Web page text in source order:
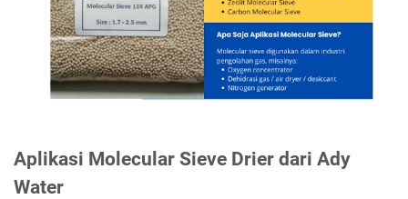
Aplikasi Molecular Sieve Drier dari Ady
Water